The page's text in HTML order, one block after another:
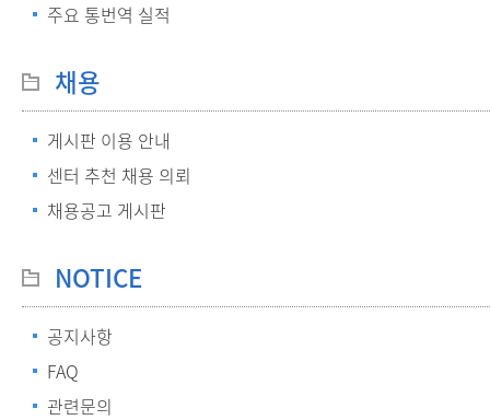
주요 통번역 실적
채용
게시판 이용 안내
센터 추천 채용 의뢰
채용공고 게시판
NOTICE
공지사항
FAQ
관련문의